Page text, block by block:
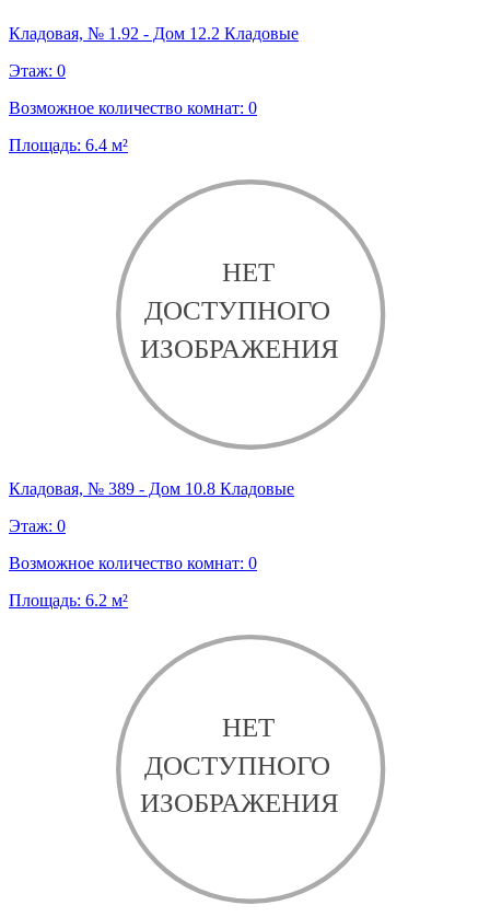
Кладовая, № 1.92 - Дом 12.2 Кладовые
Этаж: 0
Возможное количество комнат: 0
Площадь: 6.4 м²
Кладовая, № 389 - Дом 10.8 Кладовые
Этаж: 0
Возможное количество комнат: 0
Площадь: 6.2 м²